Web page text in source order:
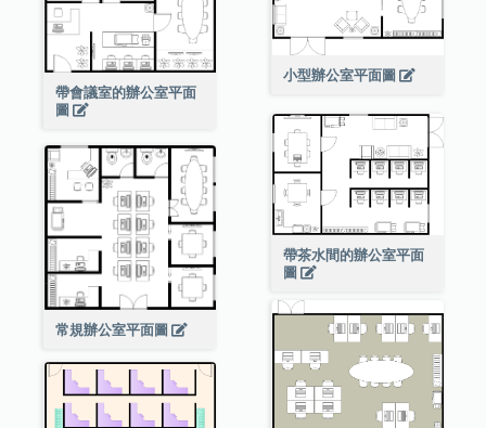
小型辦公室平面圖
帶會議室的辦公室平面
圖
帶茶水間的辦公室平面
圖
常規辦公室平面圖